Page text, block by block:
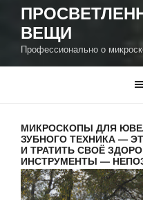
ВЕЩИ
Профессионально о
МИКРОСКОПЫ ДЛЯ
ЗУБНОГО ТЕХНИКА —
И ТРАТИТЬ СВОЁ
ИНСТРУМЕНТЫ —